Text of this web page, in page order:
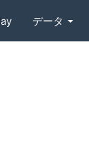
データ